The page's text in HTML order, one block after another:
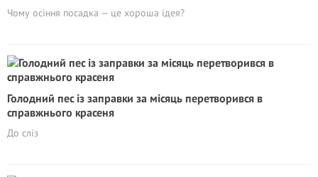
Чому осіння посадка — це хороша ідея?
Голодний пес із заправки за місяць перетворився в
справжнього красеня
До сліз